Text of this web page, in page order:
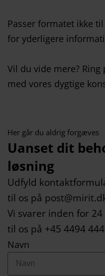
Passer formatet ikke
for yderligere
Vil du vide mere? Ring
med vores dygtige
Her går du aldrig forgæves
Uanset dit
løsning
Udfyld
til os på
Vi svarer inden for
til os på +45 4494
Navn